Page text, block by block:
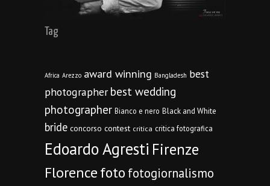
Tag
Africa Arezzo award winning Bangladesh best
photographer best wedding
photographer Bianco e nero Black and White
bride concorso contest critica critica fotografica
Edoardo Agresti Firenze
Florencefoto fotogiornalismo